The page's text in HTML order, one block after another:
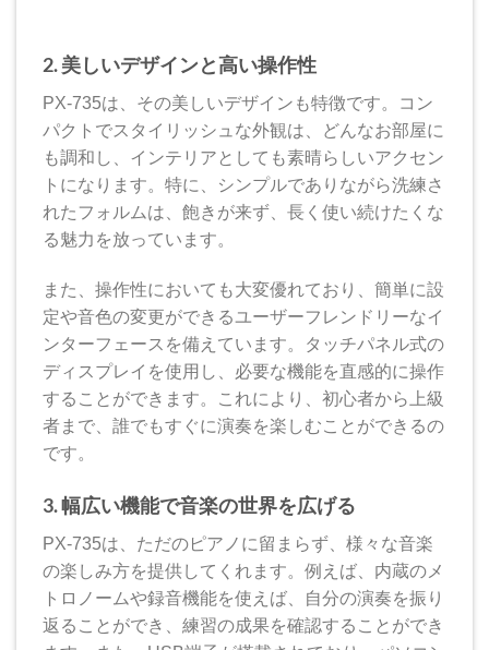
2. 美しいデザインと高い操作性
PX-735は、その美しいデザインも特徴です。コン
パクトでスタイリッシュな外観は、どんなお部屋に
も調和し、インテリアとしても素晴らしいアクセン
トになります。特に、シンプルでありながら洗練さ
れたフォルムは、飽きが来ず、長く使い続けたくな
る魅力を放っています。
また、操作性においても大変優れており、簡単に設
定や音色の変更ができるユーザーフレンドリーなイ
ンターフェースを備えています。タッチパネル式の
ディスプレイを使用し、必要な機能を直感的に操作
することができます。これにより、初心者から上級
者まで、誰でもすぐに演奏を楽しむことができるの
です。
3. 幅広い機能で音楽の世界を広げる
PX-735は、ただのピアノに留まらず、様々な音楽
の楽しみ方を提供してくれます。例えば、内蔵のメ
トロノームや録音機能を使えば、自分の演奏を振り
返ることができ、練習の成果を確認することができ